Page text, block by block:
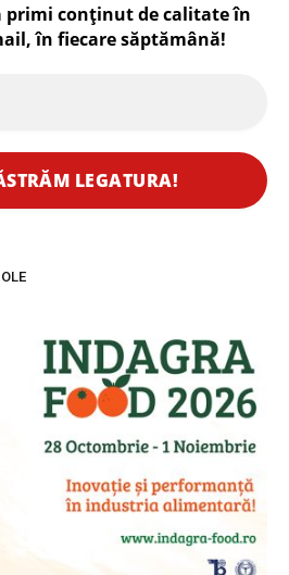
primi conținut de calitate în
în fiecaresăptămână!